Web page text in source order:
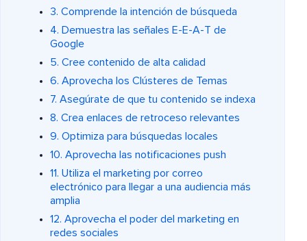
3. Comprende la intención de búsqueda
4. Demuestra las señales E-E-A-T de
Google
5. Cree contenido de alta calidad
6. Aprovecha los Clústeres de Temas
7. Asegúrate de que tu contenido se indexa
8. Crea enlaces de retroceso relevantes
9. Optimiza para búsquedas locales
10. Aprovecha las notificaciones push
11. Utiliza el marketing por correo
electrónico para llegar a una audiencia más
amplia
12. Aprovecha el poder del marketing en
redes sociales